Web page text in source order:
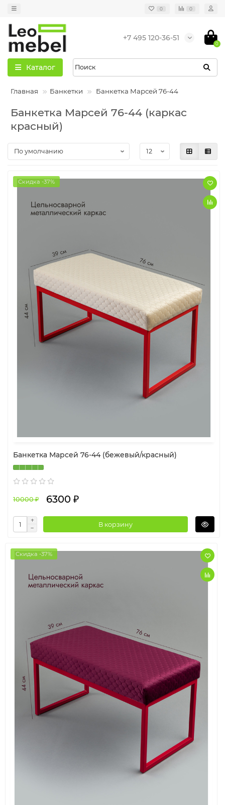
0 0
+7 495 120-36-51
0
Каталог
Главная Банкетки Банкетка Марсей 76-44
Банкетка Марсей 76-44 (каркас
красный)
Скидка -37%
Банкетка Марсей 76-44 (бежевый/красный)
10000 ₽ 6300 ₽
В корзину
Скидка -37%